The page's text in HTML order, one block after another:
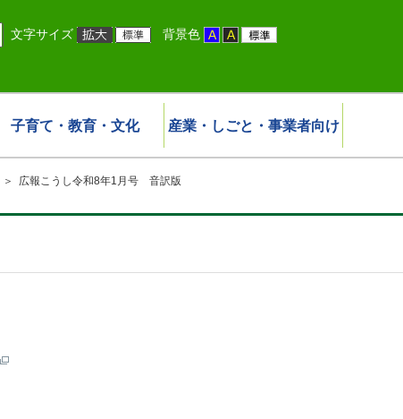
文字サイズ 背景色
子育て・教育・文化 産業・しごと・事業者向け
＞ 広報こうし令和8年1月号 音訳版